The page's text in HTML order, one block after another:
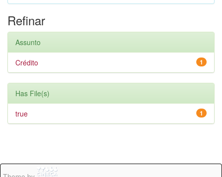
Refinar
Assunto
1
Crédito
Has File(s)
1
true